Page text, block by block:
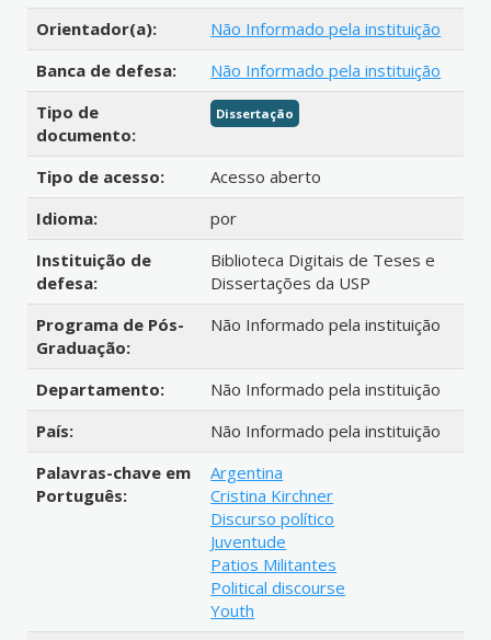
Orientador(a):
Não Informado pela instituição
Banca de defesa:
Não Informado pela instituição
Tipo de
documento:
Dissertação
Tipo de acesso:
Acesso aberto
Idioma:
por
Instituição de
defesa:
Biblioteca Digitais de Teses e
Dissertações da USP
Programa de Pós-
Graduação:
Não Informado pela instituição
Departamento:
Não Informado pela instituição
País:
Não Informado pela instituição
Palavras-chave em
Português:
Argentina
Cristina Kirchner
Discurso político
Juventude
Patios Militantes
Political discourse
Youth